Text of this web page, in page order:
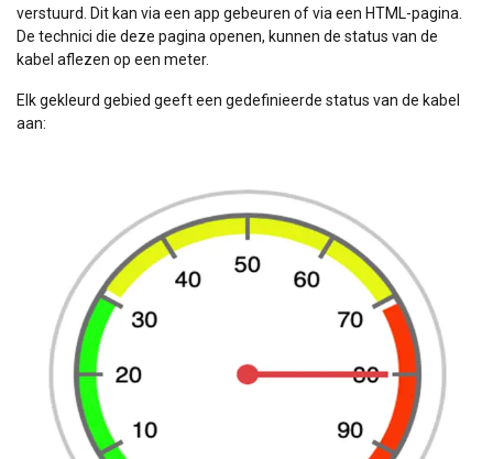
verstuurd. Dit kan via een app gebeuren of via een HTML-pagina.
De technici die deze pagina openen, kunnen de status van de
kabel aflezen op een meter.
Elk gekleurd gebied geeft een gedefinieerde status van de kabel
aan: